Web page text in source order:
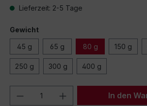
Lieferzeit: 2-5 Tage
Gewicht
45 g 65 g 80 g 150 g
250 g 300 g 400 g
Produkt Anzahl: Gib den
In den